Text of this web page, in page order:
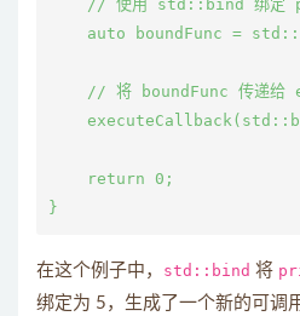
// 使用 std::bind 绑定
auto boundFunc =
// 将 boundFunc 传递给
    return 0;
在这个例子中， std::bind 将
绑定为 5，生成了一个新的可调